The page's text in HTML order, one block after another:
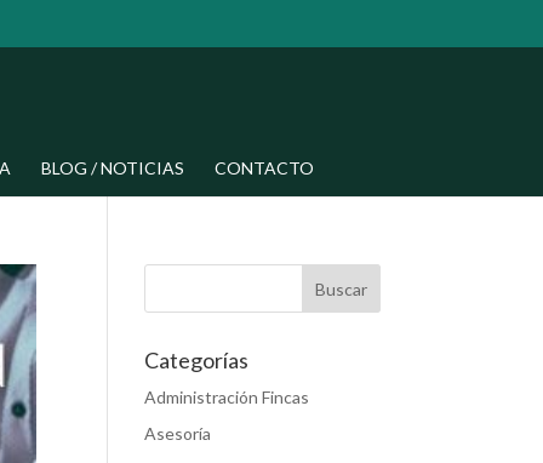
BLOG / NOTICIAS CONTACTO
Categorías
Administración Fincas
Asesoría